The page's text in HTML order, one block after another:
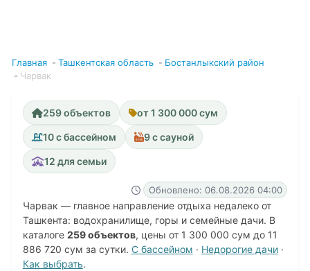
Главная Ташкентская область
Бостанлыкский район
Чарвак
259 объектов от 1 300 000 сум
10 с бассейном 9 с сауной
12 для семьи
Обновлено: 06.08.2026 04:00
Чарвак — главное направление отдыха недалеко от
Ташкента: водохранилище, горы и семейные дачи. В
каталоге 259 объектов, цены от 1 300 000 сум до 11
886 720 сум за сутки. С бассейном · Недорогие дачи·
Как выбрать.